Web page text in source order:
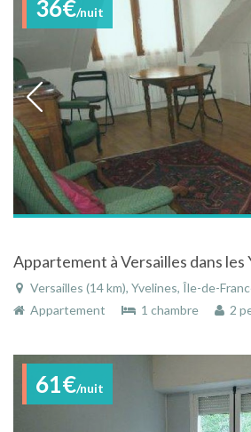
36€/nuit
Versailles (14 km), Yvelines, Île-de-
Appartement
1 chambre 2
61€/nuit